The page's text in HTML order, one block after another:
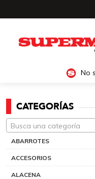
No
CATEGORÍAS
Busca una categoría
ABARROTES
ACCESORIOS
ALACENA